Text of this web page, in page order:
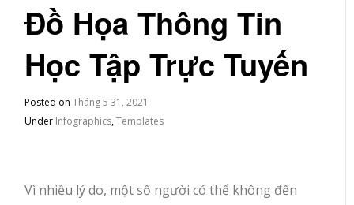
Đồ Họa Thông Tin
Học Tập Trực Tuyến
Posted onTháng 5 31, 2021
Under Infographics,Templates
Vì nhiều lý do, một số người có thể không đến